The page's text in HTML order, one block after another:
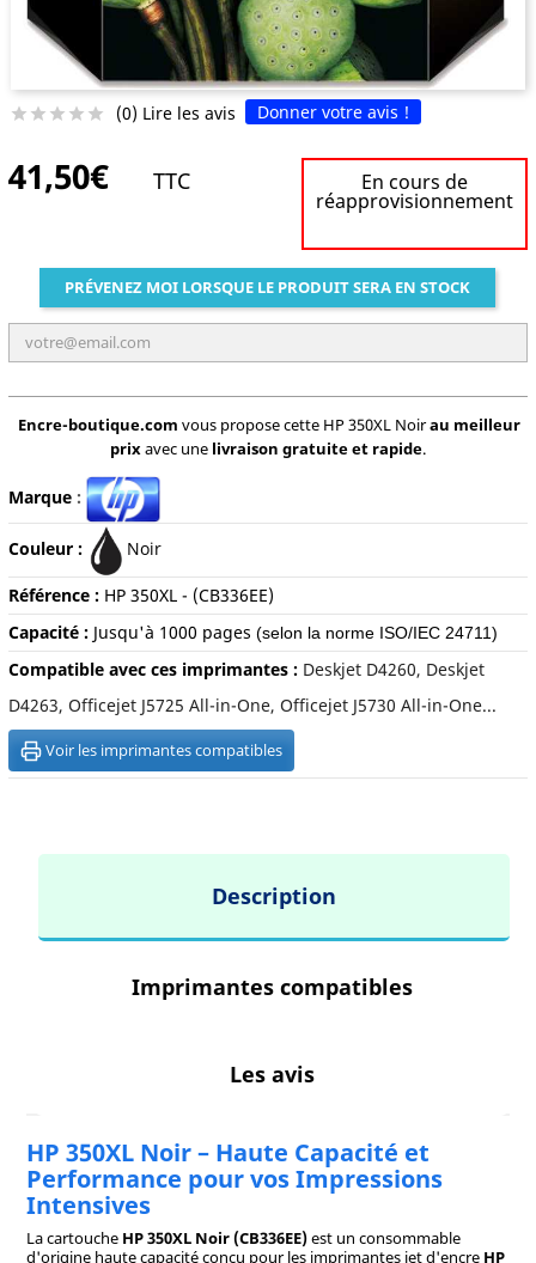
     (0) Lire les avis Donner votre avis !
41,50€ TTC En cours de
réapprovisionnement
PRÉVENEZ MOI LORSQUE LE PRODUIT SERA EN STOCK
Encre-boutique.com vous propose cette HP 350XL Noirau meilleur
prixavec une livraison gratuite et rapide.
Marque:
Couleur : Noir
Référence : HP 350XL - (CB336EE)
Capacité : Jusqu'à 1000 pages (selon la norme ISO/IEC 24711)
Compatible avec ces imprimantes : Deskjet D4260, Deskjet
D4263, Officejet J5725 All-in-One, Officejet J5730 All-in-One...
Voir les imprimantes compatibles
Description
Imprimantes compatibles
Les avis
HP 350XL Noir – Haute Capacité et
Performance pour vos Impressions
Intensives
La cartouche HP 350XL Noir (CB336EE)est un consommable
d'origine haute capacité conçu pour les imprimantes jet d'encre HP